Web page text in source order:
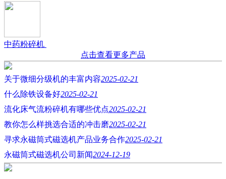
中药粉碎机
点击查看更多产品
关于微细分级机的丰富内容2025-02-21
什么除铁设备好2025-02-21
流化床气流粉碎机有哪些优点2025-02-21
教你怎么样挑选合适的冲击磨2025-02-21
寻求永磁筒式磁选机产品业务合作2025-02-21
永磁筒式磁选机公司新闻2024-12-19